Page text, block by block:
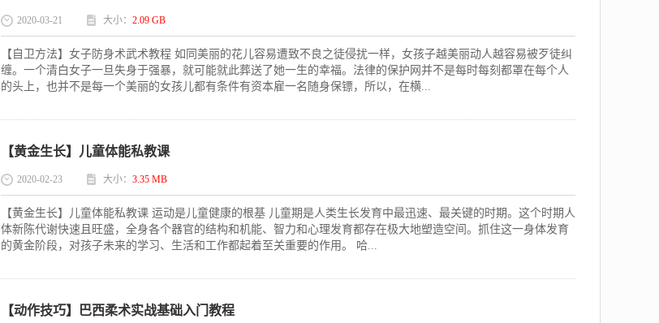
2020-03-21 大小： 2.09 GB
【自卫方法】女子防身术武术教程 如同美丽的花儿容易遭致不良之徒侵扰一样，女孩子越美丽动人越容易被歹徒纠
缠。一个清白女子一旦失身于强暴，就可能就此葬送了她一生的幸福。法律的保护网并不是每时每刻都罩在每个人
的头上，也并不是每一个美丽的女孩儿都有条件有资本雇一名随身保镖，所以，在横...
【黄金生长】儿童体能私教课
2020-02-23 大小： 3.35 MB
【黄金生长】儿童体能私教课 运动是儿童健康的根基 儿童期是人类生长发育中最迅速、最关键的时期。这个时期人
体新陈代谢快速且旺盛，全身各个器官的结构和机能、智力和心理发育都存在极大地塑造空间。抓住这一身体发育
的黄金阶段，对孩子未来的学习、生活和工作都起着至关重要的作用。 哈...
【动作技巧】巴西柔术实战基础入门教程